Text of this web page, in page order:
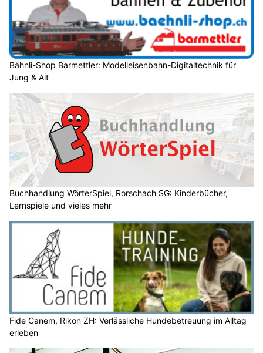
Bähnli-Shop Barmettler: Modelleisenbahn-Digitaltechnik für
Jung & Alt
Buchhandlung WörterSpiel, Rorschach SG: Kinderbücher,
Lernspiele und vieles mehr
Fide Canem, Rikon ZH: Verlässliche Hundebetreuung im Alltag
erleben